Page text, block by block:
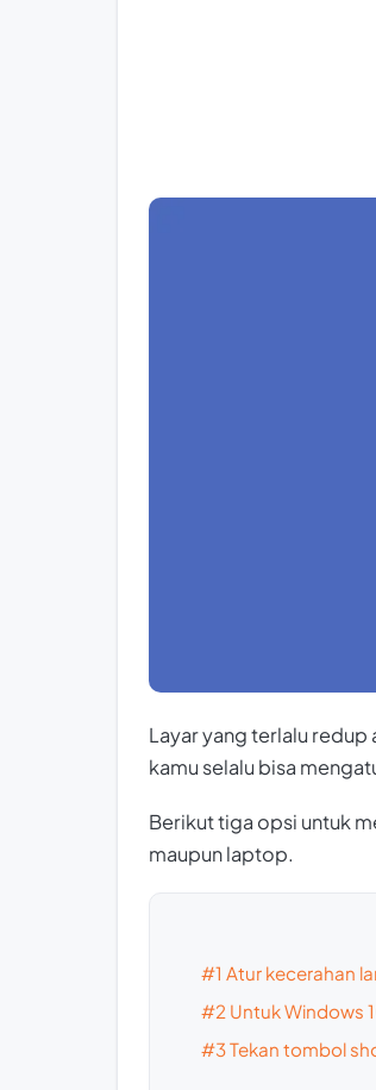
Layar yang terlalu
kamu selalu bisa
Berikut tiga opsi untuk
maupun laptop.
#1 Atur kecerahan
#2 Untuk Windows
#3 Tekan tombol